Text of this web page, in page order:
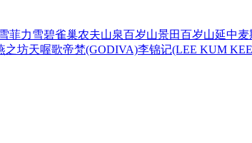
菲力雪碧雀巢农夫山泉百岁山景田百岁山延中麦
之坊天喔歌帝梵(GODIVA)李锦记(LEE KUM